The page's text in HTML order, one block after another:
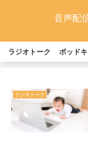
音声配
ラジオトーク ポッド
ラジオトーク